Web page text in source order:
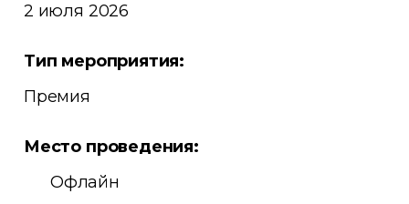
2 июля 2026
Тип мероприятия:
Премия
Место проведения:
Офлайн